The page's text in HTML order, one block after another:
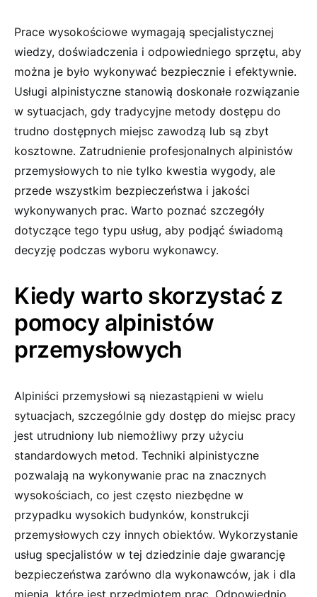
Prace wysokościowe wymagają specjalistycznej
wiedzy, doświadczenia i odpowiedniego sprzętu, aby
można je było wykonywać bezpiecznie i efektywnie.
Usługi alpinistyczne stanowią doskonałe rozwiązanie
w sytuacjach, gdy tradycyjne metody dostępu do
trudno dostępnych miejsc zawodzą lub są zbyt
kosztowne. Zatrudnienie profesjonalnych alpinistów
przemysłowych to nie tylko kwestia wygody, ale
przede wszystkim bezpieczeństwa i jakości
wykonywanych prac. Warto poznać szczegóły
dotyczące tego typu usług, aby podjąć świadomą
decyzję podczas wyboru wykonawcy.
Kiedy warto skorzystać z
pomocy alpinistów
przemysłowych
Alpiniści przemysłowi są niezastąpieni w wielu
sytuacjach, szczególnie gdy dostęp do miejsc pracy
jest utrudniony lub niemożliwy przy użyciu
standardowych metod. Techniki alpinistyczne
pozwalają na wykonywanie prac na znacznych
wysokościach, co jest często niezbędne w
przypadku wysokich budynków, konstrukcji
przemysłowych czy innych obiektów. Wykorzystanie
usług specjalistów w tej dziedzinie daje gwarancję
bezpieczeństwa zarówno dla wykonawców, jak i dla
mienia, które jest przedmiotem prac. Odpowiednio